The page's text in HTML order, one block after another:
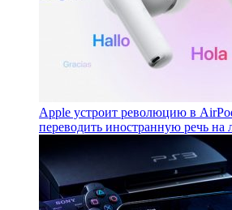
Apple устроит революцию в
переводить иностранную речь на